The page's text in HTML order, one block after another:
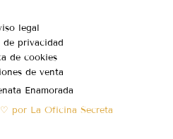
legal
de privacidad
de cookies
de venta
Enamorada
por La Oficina Secreta